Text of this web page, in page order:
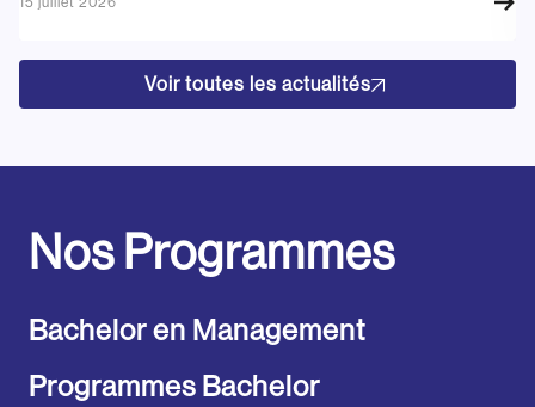
Voir toutes les actualités
Nos Programmes
Bachelor en Management
Programmes Bachelor